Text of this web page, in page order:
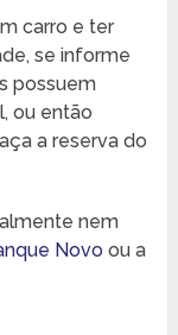
carro e ter
se informe
possuem
ou então
a reserva do
nem
Novo ou a